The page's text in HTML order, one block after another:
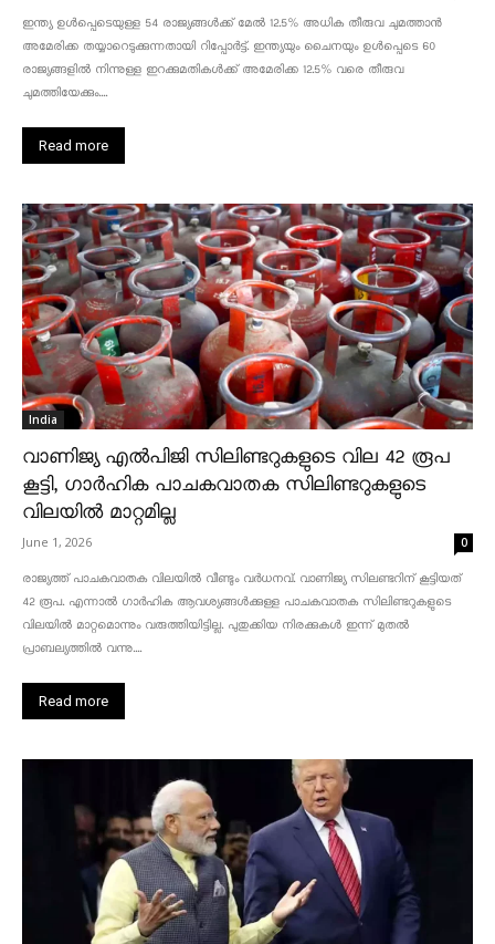
ഇന്ത്യ ഉൾപ്പെടെയുള്ള 54 രാജ്യങ്ങൾക്ക് മേൽ 12.5% അധിക തീരുവ ചുമത്താൻ
അമേരിക്ക തയ്യാറെടുക്കുന്നതായി റിപ്പോർട്ട്. ഇന്ത്യയും ചൈനയും ഉൾപ്പെടെ 60
രാജ്യങ്ങളിൽ നിന്നുള്ള ഇറക്കുമതികൾക്ക് അമേരിക്ക 12.5% ​​വരെ തീരുവ
ചുമത്തിയേക്കും....
Read more
India
വാണിജ്യ എൽപിജി സിലിണ്ടറുകളുടെ വില 42 രൂപ
കൂട്ടി, ഗാർഹിക പാചകവാതക സിലിണ്ടറുകളുടെ
വിലയിൽ മാറ്റമില്ല
June 1, 2026 0
രാജ്യത്ത് പാചകവാതക വിലയിൽ വീണ്ടും വർധനവ്. വാണിജ്യ സിലണ്ടറിന് കൂട്ടിയത്
42 രൂപ. എന്നാൽ ഗാർഹിക ആവശ്യങ്ങൾക്കുള്ള പാചകവാതക സിലിണ്ടറുകളുടെ
വിലയിൽ മാറ്റമൊന്നും വരുത്തിയിട്ടില്ല. പുതുക്കിയ നിരക്കുകൾ ഇന്ന് മുതൽ
പ്രാബല്യത്തിൽ വന്നു....
Read more